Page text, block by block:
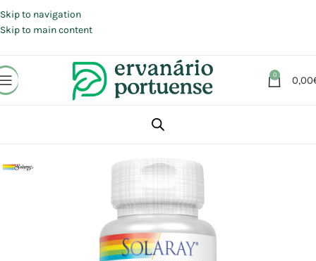
Skip to navigation
Skip to main content
0 0,00
Suplementos alimentares